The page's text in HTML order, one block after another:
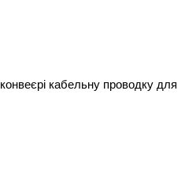
кабельну проводку для